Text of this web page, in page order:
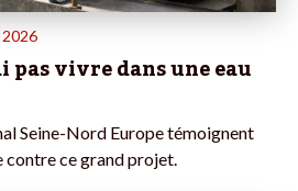
pas vivre dans une eau
Seine-Nord Europe témoignent
contre ce grand projet.